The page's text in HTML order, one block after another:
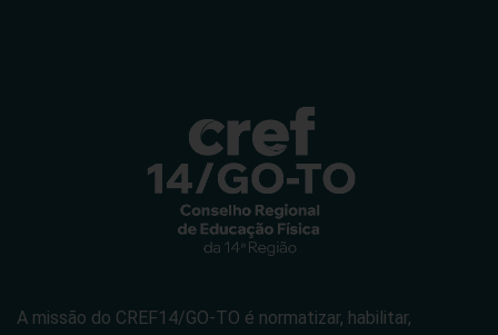
A missão do CREF14/GO-TO é normatizar, habilitar,